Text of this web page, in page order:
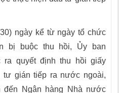
ngày kể từ ngày tổ chức
bị buộc thu hồi, Ủy ban
ra quyết định thu hồi giấy
tư gián tiếp ra nước ngoài,
Ngân hàng Nhà nước